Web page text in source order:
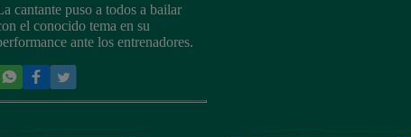
cantante puso a todos a bailar
el conocido tema en su
ante los entrenadores.